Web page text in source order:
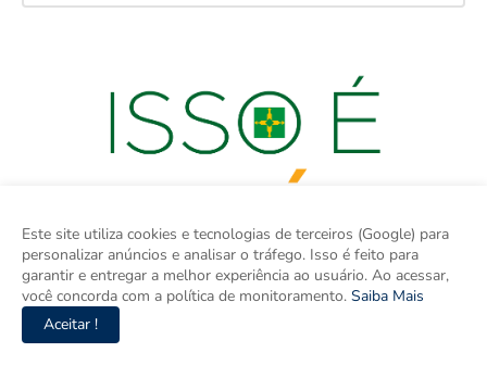
Este site utiliza cookies e tecnologias de terceiros (Google) para
personalizar anúncios e analisar o tráfego. Isso é feito para
garantir e entregar a melhor experiência ao usuário. Ao acessar,
você concorda com a política de monitoramento. Saiba Mais
Aceitar !